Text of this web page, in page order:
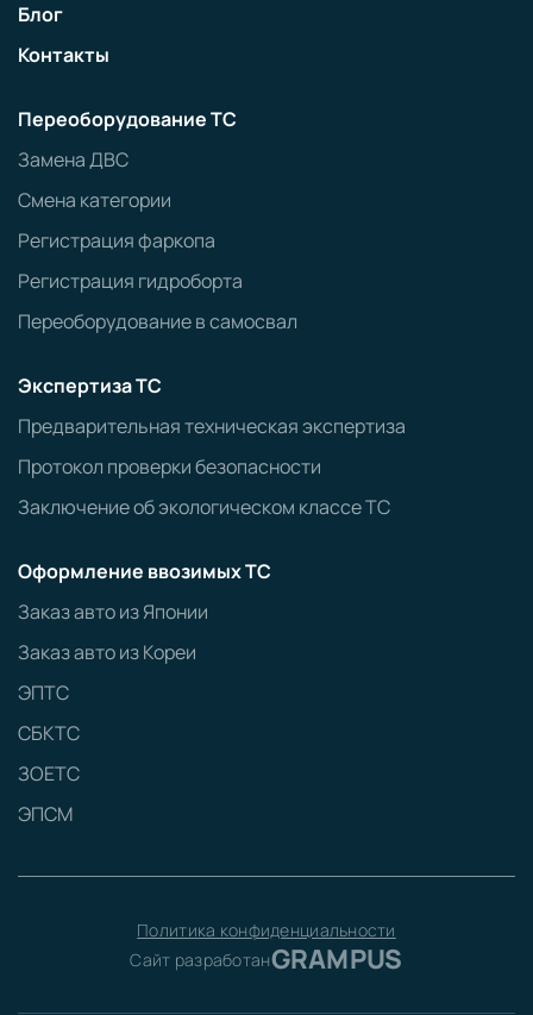
Блог
Контакты
Переоборудование ТС
Замена ДВС
Смена категории
Регистрация фаркопа
Регистрация гидроборта
Переоборудование в самосвал
Экспертиза ТС
Предварительная техническая экспертиза
Протокол проверки безопасности
Заключение об экологическом классе ТС
Оформление ввозимых ТС
Заказ авто из Японии
Заказ авто из Кореи
ЭПТС
СБКТС
ЗОЕТС
ЭПСМ
Политика конфиденциальности
Сайт разработанGRAMPUS